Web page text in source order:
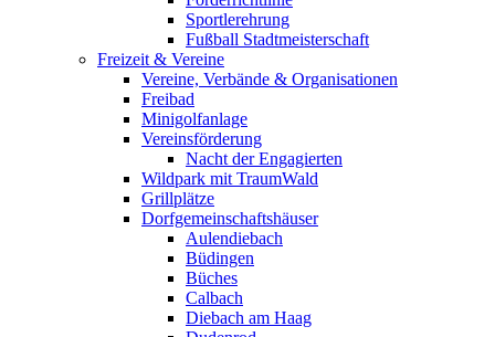
Sportlerehrung
Fußball Stadtmeisterschaft
Freizeit & Vereine
Vereine, Verbände & Organisationen
Freibad
Minigolfanlage
Vereinsförderung
Nacht der Engagierten
Wildpark mit TraumWald
Grillplätze
Dorfgemeinschaftshäuser
Aulendiebach
Büdingen
Büches
Calbach
Diebach am Haag